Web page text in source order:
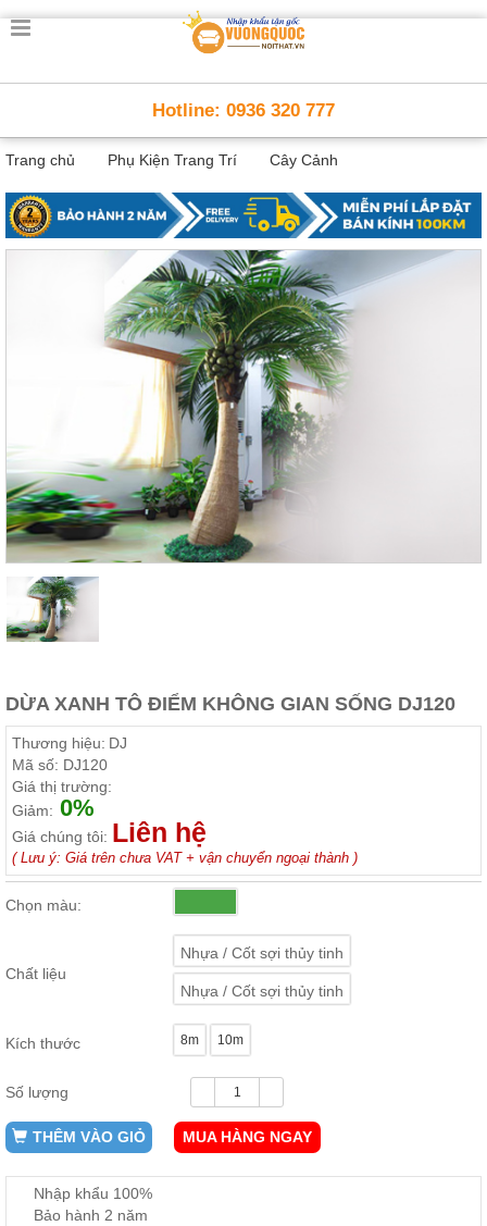
Trang
Thông
Minh
thất
thông
minh
Nội
Thất
Phòng
Khách
rượu,
Bàn
trà...
Thất
Phòng
Ngủ
Giường
ngủ, tủ
áo, bàn
trang
điểm
Nội
Thất
Bàn
kệ
bếp
Nội
Thất
Ban
Vườn
Hotline: 0936 320 777
Trang chủ Phụ Kiện Trang Trí Cây Cảnh
DỪA XANH TÔ ĐIỂM KHÔNG GIAN SỐNG DJ120
Thương hiệu: DJ
Mã số: DJ120
Giá thị trường:
Giảm: 0%
Giá chúng tôi: Liên hệ
( Lưu ý: Giá trên chưa VAT + vận chuyển ngoại thành )
Chọn màu:
Chất liệu
Nhựa / Cốt sợi thủy tinh
Nhựa / Cốt sợi thủy tinh
Kích thước 8m 10m
Số lượng
THÊM VÀO GIỎ MUA HÀNG NGAY
Nhập khẩu 100%
Bảo hành 2 năm